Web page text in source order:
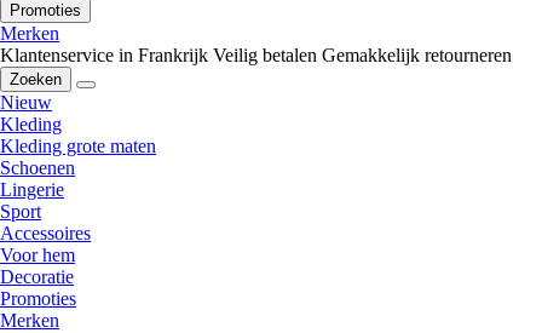
Promoties
Merken
Klantenservice in Frankrijk Veilig betalen Gemakkelijk retourneren
Zoeken
Nieuw
Kleding
Kleding grote maten
Schoenen
Lingerie
Sport
Accessoires
Voor hem
Decoratie
Promoties
Merken